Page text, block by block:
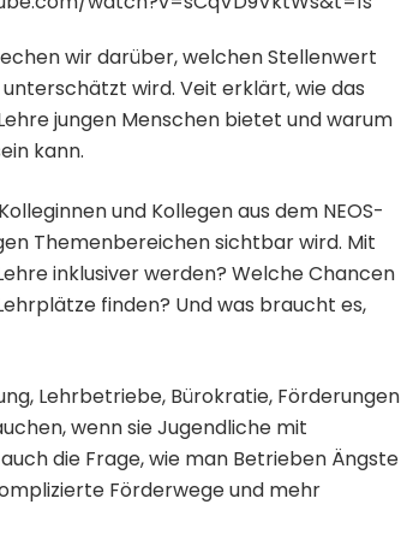
wir darüber, welchen Stellenwert
wird. Veit erklärt, wie das
jungen Menschen bietet und warum
kann.
und Kollegen aus dem NEOS-
Themenbereichen sichtbar wird. Mit
inklusiver werden? Welche Chancen
finden? Und was braucht es,
Lehrbetriebe, Bürokratie, Förderungen
wenn sie Jugendliche mit
die Frage, wie man Betrieben Ängste
Förderwege und mehr